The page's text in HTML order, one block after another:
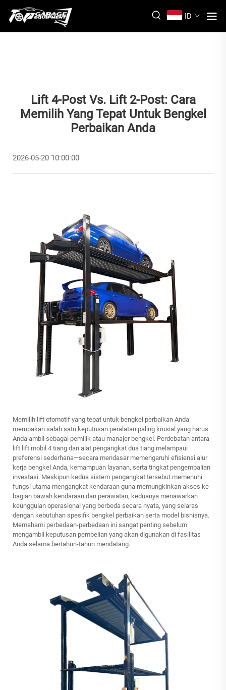
ID
Lift 4-Post Vs. Lift 2-Post: Cara
Memilih Yang Tepat Untuk Bengkel
Perbaikan Anda
2026-05-20 10:00:00
Memilih lift otomotif yang tepat untuk bengkel perbaikan Anda
merupakan salah satu keputusan peralatan paling krusial yang harus
Anda ambil sebagai pemilik atau manajer bengkel. Perdebatan antara
lift lift mobil 4 tiang dan alat pengangkat dua tiang melampaui
preferensi sederhana—secara mendasar memengaruhi efisiensi alur
kerja bengkel Anda, kemampuan layanan, serta tingkat pengembalian
investasi. Meskipun kedua sistem pengangkat tersebut memenuhi
fungsi utama mengangkat kendaraan guna memungkinkan akses ke
bagian bawah kendaraan dan perawatan, keduanya menawarkan
keunggulan operasional yang berbeda secara nyata, yang selaras
dengan kebutuhan spesifik bengkel perbaikan serta model bisnisnya.
Memahami perbedaan-perbedaan ini sangat penting sebelum
mengambil keputusan pembelian yang akan digunakan di fasilitas
Anda selama bertahun-tahun mendatang.